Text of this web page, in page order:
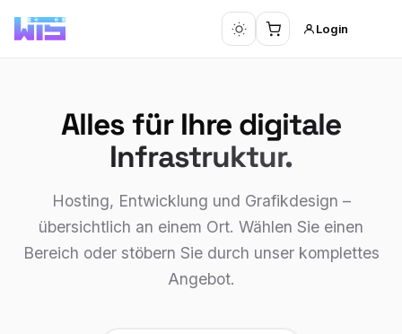
Login
Alles für Ihre digitale
Infrastruktur.
Hosting, Entwicklung und Grafikdesign –
übersichtlich an einem Ort. Wählen Sie einen
Bereich oder stöbern Sie durch unser komplettes
Angebot.